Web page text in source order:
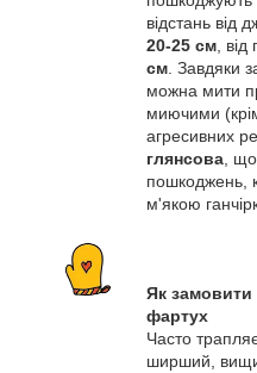
відстань від
20-25 см,
см. Завдяки
можна мити
миючими
агресивних
глянсова,
пошкоджень,
м'якою
Як замовити
фартух
Часто
ширший,